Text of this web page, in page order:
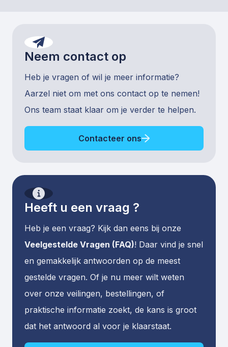
Neem contact op
Heb je vragen of wil je meer informatie?
Aarzel niet om met ons contact op te nemen!
Ons team staat klaar om je verder te helpen.
Contacteer ons
Heeft u een vraag ?
Heb je een vraag? Kijk dan eens bij onze
Veelgestelde Vragen (FAQ)! Daar vind je snel
en gemakkelijk antwoorden op de meest
gestelde vragen. Of je nu meer wilt weten
over onze veilingen, bestellingen, of
praktische informatie zoekt, de kans is groot
dat het antwoord al voor je klaarstaat.